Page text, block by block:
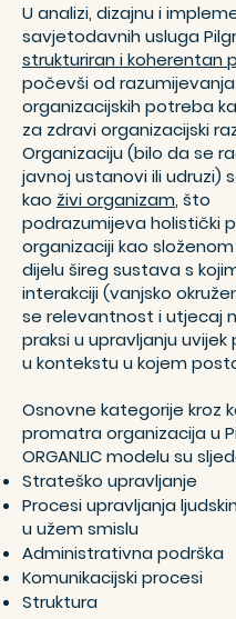
U analizi, dizajnu i
savjetodavnih usluga
strukturiran i koherentan
počevši odrazumijevanja
organizacijskih potreba
za zdravi organizacijski
Organizaciju (bilo da se
javnoj ustanovi ili udruzi)
kao živi organizam, što
podrazumijevaholistički
organizaciji kao
dijelu šireg sustava s
interakciji (vanjsko
se relevantnost i utjecaj
praksi u upravljanju uvijek
u kontekstu u kojem
Osnovne kategorije kroz
promatra organizacija u
ORGANLIC modelusu
Strateško upravljanje
Procesi upravljanja
u užem smislu
Administrativna podrška
Komunikacijski procesi
Struktura